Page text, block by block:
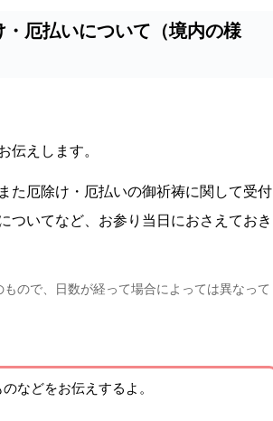
厄払いについて（境内の様
伝えします。
た厄除け・厄払いの御祈祷に関して受付
ついてなど、お参り当日におさえておき
ので、日数が経って場合によっては異なって
などをお伝えするよ。